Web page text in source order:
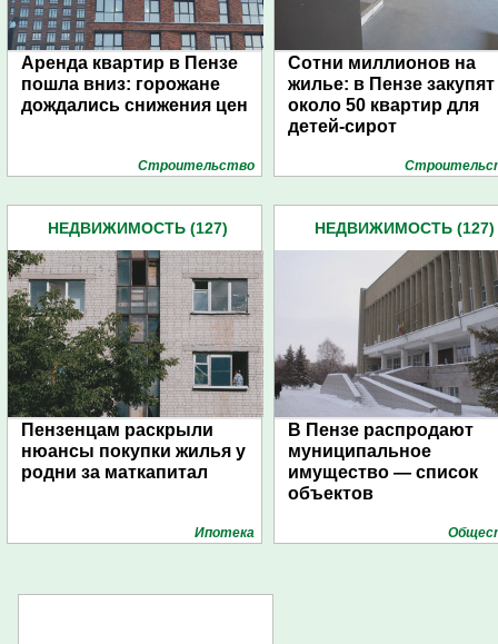
Аренда квартир в Пензе
пошла вниз: горожане
дождались снижения цен
Строительство
Сотни миллионов на
жилье: в Пензе закупят
около 50 квартир для
детей-сирот
НЕДВИЖИМОСТЬ (127)
Пензенцам раскрыли
нюансы покупки жилья у
родни за маткапитал
Ипотека
НЕДВИЖИМОСТЬ (127)
В Пензе распродают
муниципальное
имущество — список
объектов